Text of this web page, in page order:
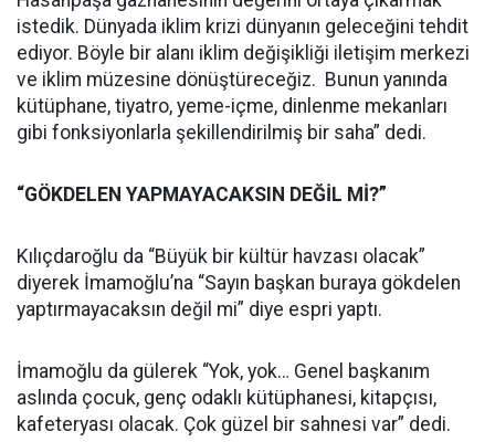
istedik. Dünyada iklim krizi dünyanın geleceğini tehdit
ediyor. Böyle bir alanı iklim değişikliği iletişim merkezi
ve iklim müzesine dönüştüreceğiz. Bunun yanında
kütüphane, tiyatro, yeme-içme, dinlenme mekanları
gibi fonksiyonlarla şekillendirilmiş bir saha” dedi.
“GÖKDELEN YAPMAYACAKSIN DEĞİL Mİ?”
Kılıçdaroğlu da “Büyük bir kültür havzası olacak”
diyerek İmamoğlu’na “Sayın başkan buraya gökdelen
yaptırmayacaksın değil mi” diye espri yaptı.
İmamoğlu da gülerek “Yok, yok… Genel başkanım
aslında çocuk, genç odaklı kütüphanesi, kitapçısı,
kafeteryası olacak. Çok güzel bir sahnesi var” dedi.